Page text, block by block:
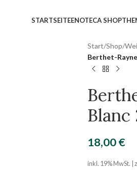
STARTSEITEENOTECA SHOP
Start/Shop/
Berthet-
Blanc
18,00€
inkl. 19% MwSt. |